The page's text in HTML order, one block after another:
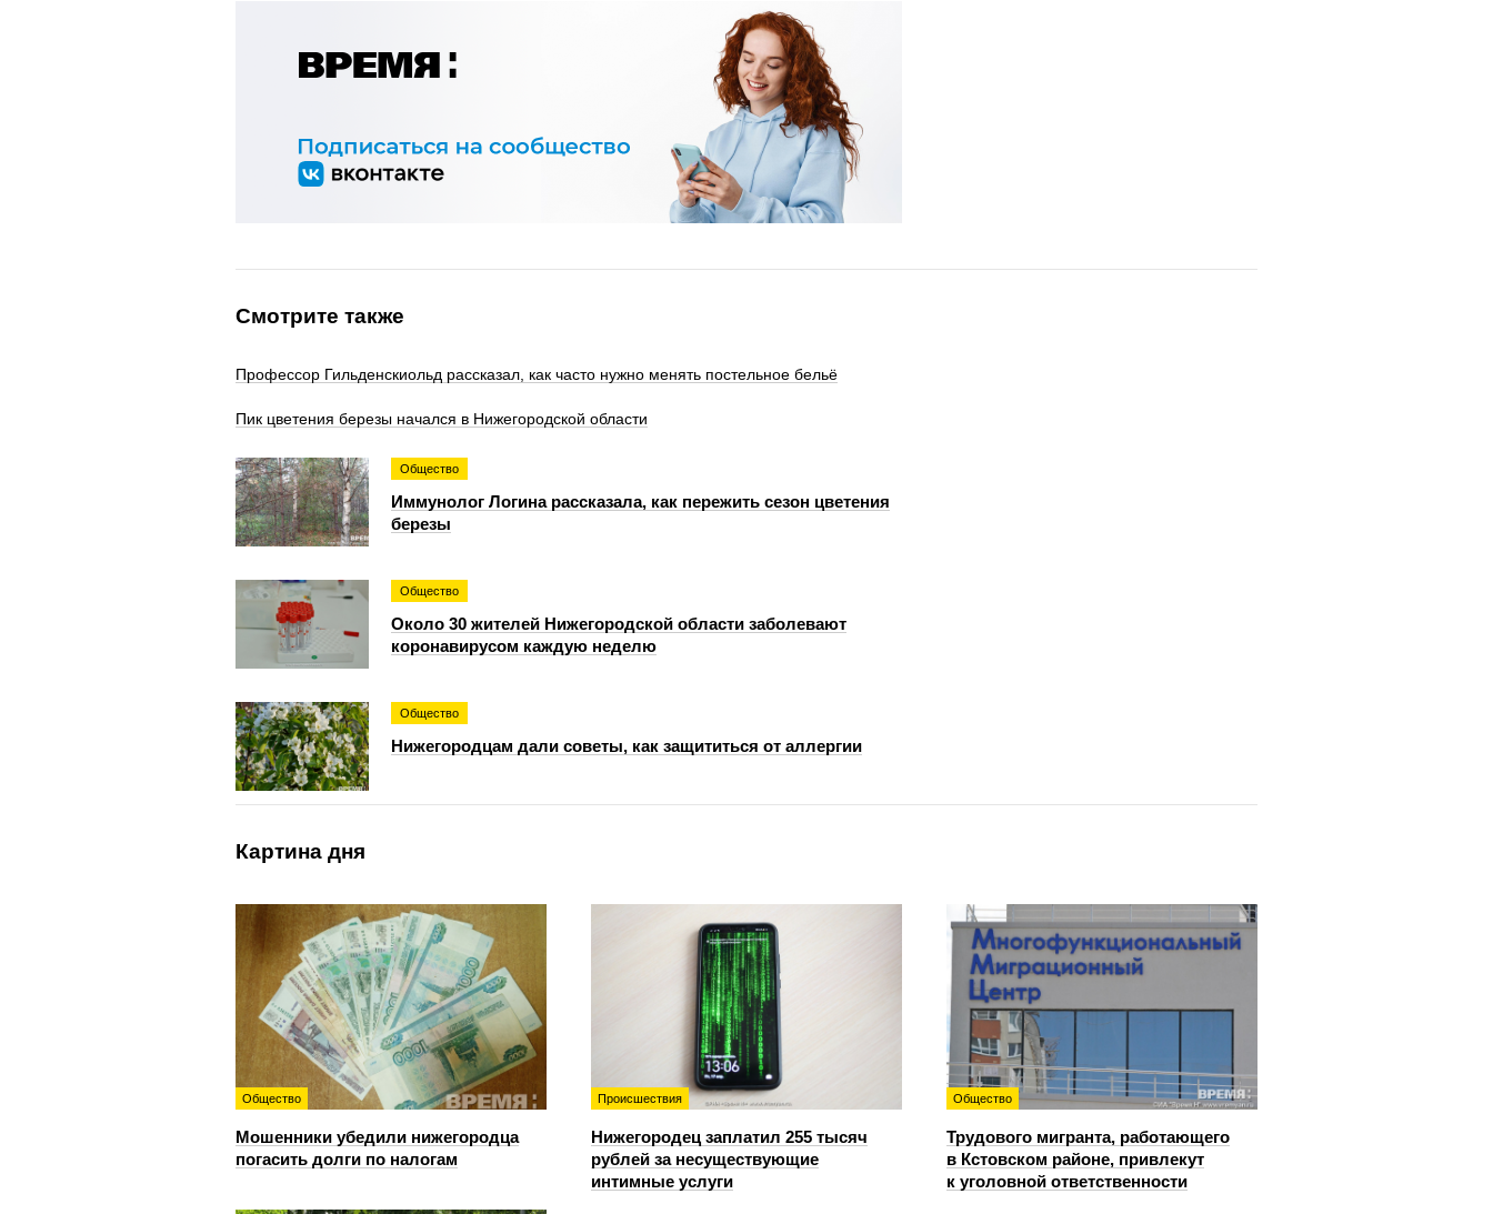
Смотрите также
Профессор Гильденскиольд рассказал, как часто нужно менять постельное бельё
Пик цветения березы начался в Нижегородской области
Общество
Иммунолог Логина рассказала, как пережить сезон цветения
березы
Общество
Около 30 жителей Нижегородской области заболевают
коронавирусом каждую неделю
Общество
Нижегородцам дали советы, как защититься от аллергии
Картина дня
Общество
Мошенники убедили нижегородца
погасить долги по налогам
Происшествия
Нижегородец заплатил 255 тысяч
рублей за несуществующие
интимные услуги
Общество
Трудового мигранта, работающего
в Кстовском районе, привлекут
к уголовной ответственности